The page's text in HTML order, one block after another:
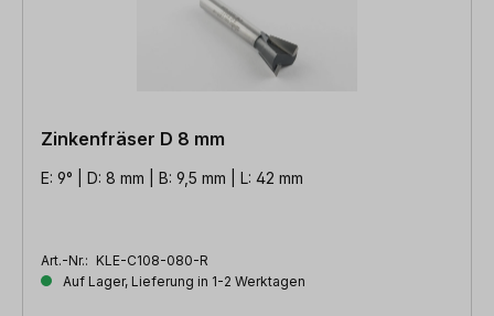
Zinkenfräser D 8 mm
E: 9° | D: 8 mm | B: 9,5 mm | L: 42 mm
Art.-Nr.: KLE-C108-080-R
Auf Lager, Lieferung in 1-2 Werktagen